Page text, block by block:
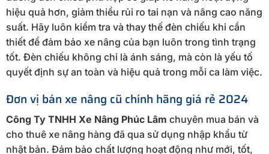
hiệu quả hơn, giảm thiểu rủi ro tai nạn và nâng cao năng
suất. Hãy luôn kiểm tra và thay thế đèn chiếu khi cần
thiết để đảm bảo xe nâng của bạn luôn trong tình trạng
tốt. Đèn chiếu không chỉ là ánh sáng, mà còn là yếu tố
quyết định sự an toàn và hiệu quả trong mỗi ca làm việc.
Đơn vị bán xe nâng cũ chính hãng giá rẻ 2024
Công Ty TNHH Xe Nâng Phúc Lâm chuyên mua bán và
cho thuê xe nâng hàng đã qua sử dụng nhập khẩu từ
nhật bản. Đảm bảo chất lượng hoạt động như mới, tốt,